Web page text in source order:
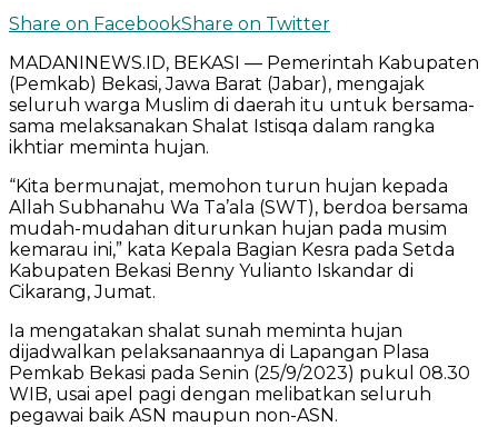
Share on FacebookShare on Twitter
MADANINEWS.ID, BEKASI — Pemerintah Kabupaten
(Pemkab) Bekasi, Jawa Barat (Jabar), mengajak
seluruh warga Muslim di daerah itu untuk bersama-
sama melaksanakan Shalat Istisqa dalam rangka
ikhtiar meminta hujan.
“Kita bermunajat, memohon turun hujan kepada
Allah Subhanahu Wa Ta’ala (SWT), berdoa bersama
mudah-mudahan diturunkan hujan pada musim
kemarau ini,” kata Kepala Bagian Kesra pada Setda
Kabupaten Bekasi Benny Yulianto Iskandar di
Cikarang, Jumat.
Ia mengatakan shalat sunah meminta hujan
dijadwalkan pelaksanaannya di Lapangan Plasa
Pemkab Bekasi pada Senin (25/9/2023) pukul 08.30
WIB, usai apel pagi dengan melibatkan seluruh
pegawai baik ASN maupun non-ASN.